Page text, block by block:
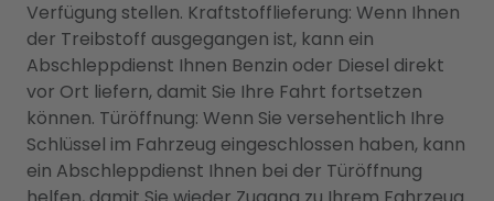
Verfügung stellen. Kraftstofflieferung: Wenn Ihnen
der Treibstoff ausgegangen ist, kann ein
Abschleppdienst Ihnen Benzin oder Diesel direkt
vor Ort liefern, damit Sie Ihre Fahrt fortsetzen
können. Türöffnung: Wenn Sie versehentlich Ihre
Schlüssel im Fahrzeug eingeschlossen haben, kann
ein Abschleppdienst Ihnen bei der Türöffnung